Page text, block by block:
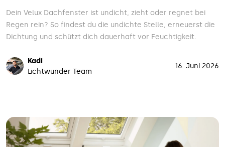
Dein Velux Dachfenster ist undicht, zieht oder regnet bei
Regen rein? So findest du die undichte Stelle, erneuerst die
Dichtung und schützt dich dauerhaft vor Feuchtigkeit.
Kadi
Lichtwunder Team
16. Juni 2026